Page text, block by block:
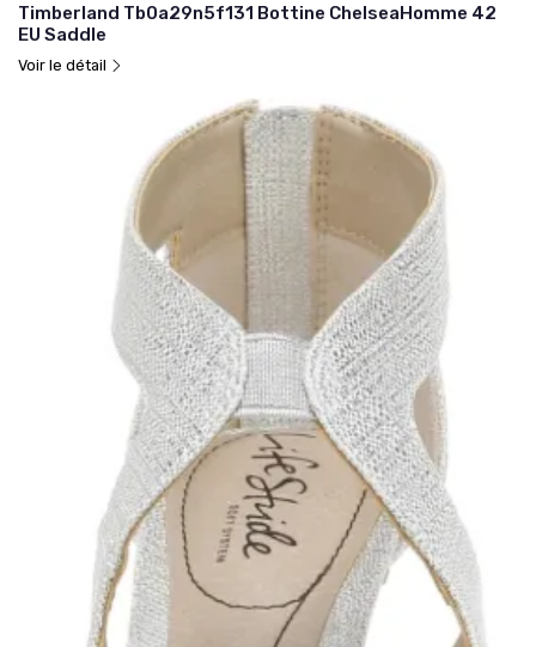
Timberland Tb0a29n5f131 Bottine ChelseaHomme 42
EU Saddle
Voir le détail